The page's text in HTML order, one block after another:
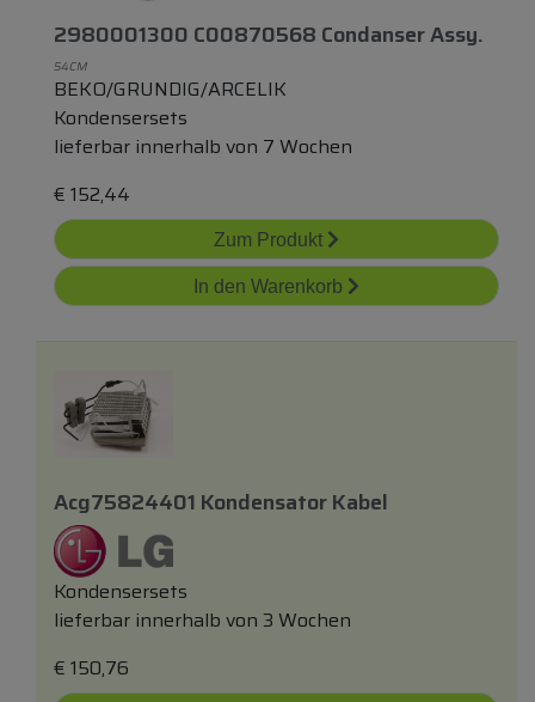
2980001300 C00870568 Condanser Assy.
54CM
BEKO/GRUNDIG/ARCELIK
Kondensersets
lieferbar innerhalb von 7 Wochen
€ 152,44
Zum Produkt
In den Warenkorb
Acg75824401 Kondensator Kabel
Kondensersets
lieferbar innerhalb von 3 Wochen
€ 150,76